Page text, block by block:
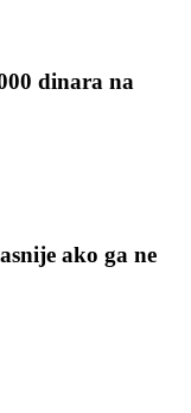
dinara na
ako ga ne